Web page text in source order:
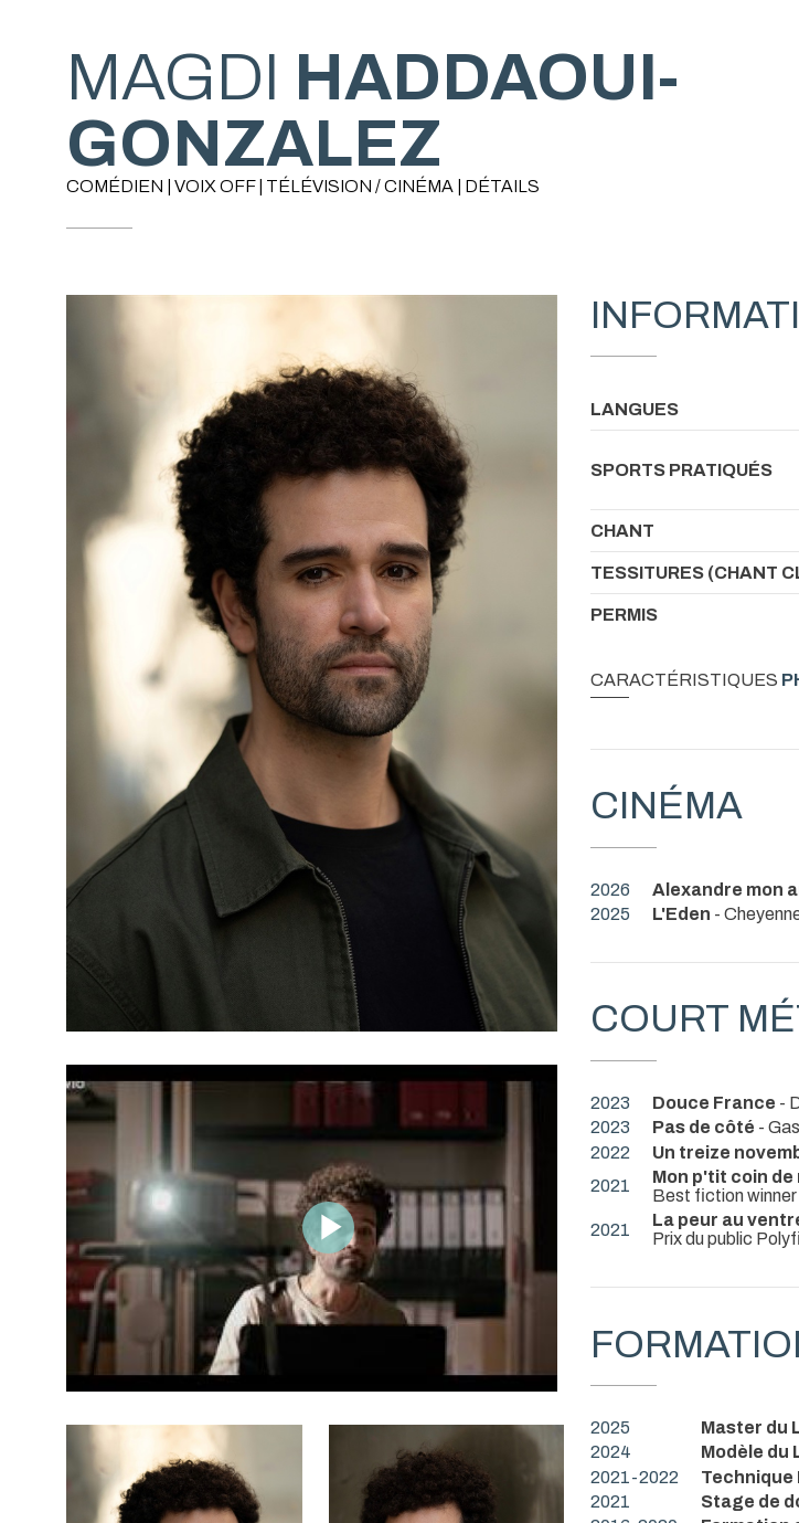
MAGDI HADDAOUI-
GONZALEZ
COMÉDIEN | VOIX OFF | TÉLÉVISION / CINÉMA | DÉTAILS
LANGUES
SPORTS PRATIQUÉS
CHANT
TESSITURES (CHANT
PERMIS
CARACTÉRISTIQUES
CINÉMA
2026 Alexandre mon
2025
L'Eden -
COURT
2023 Douce France -
2023
Pas de côté -
2022
Un treize
2021
Mon p'tit coin de
Best fiction winner
2021
La peur au
Prix du public
2025 Master du
2024
Modèle du
2021-2022
Technique
2021
Stage de